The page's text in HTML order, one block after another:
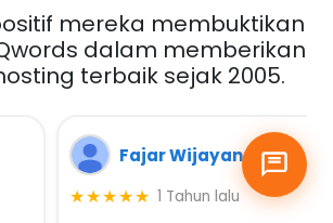
mereka membuktikan
dalam memberikan
terbaik sejak 2005.
Wijayanto
1 Tahun lalu